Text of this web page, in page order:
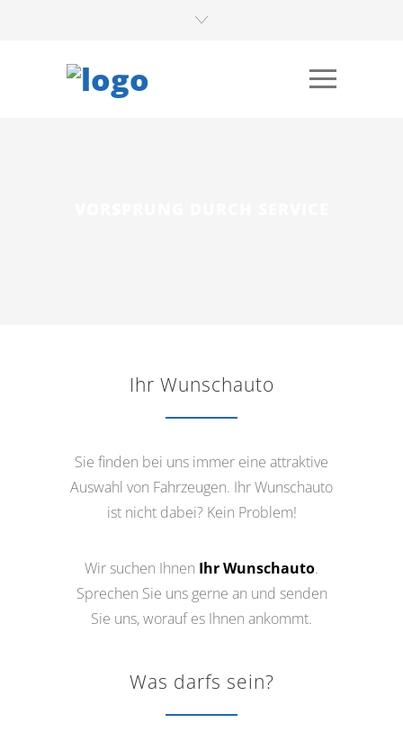
Ihr Wunschauto
Sie finden bei uns immer eine attraktive
Auswahl von Fahrzeugen. Ihr Wunschauto
ist nicht dabei? Kein Problem!
Wir suchen Ihnen Ihr Wunschauto.
Sprechen Sie uns gerne an und senden
Sie uns, worauf es Ihnen ankommt.
Was darfs sein?